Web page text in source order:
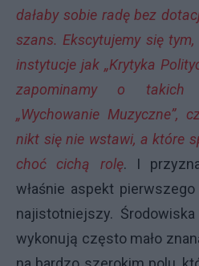
dałaby sobie radę bez
szans. Ekscytujemy się
instytucje jak „Krytyka
zapominamy o takich
„Wychowanie Muzyczne”,
nikt się nie wstawi, a które
choć cichą rolę. I
właśnie aspekt
najistotniejszy.
wykonują często mało